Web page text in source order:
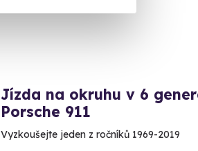
Jízda na okruhu v 6
Porsche 911
Vyzkoušejte jeden z ročníků 1969-2019